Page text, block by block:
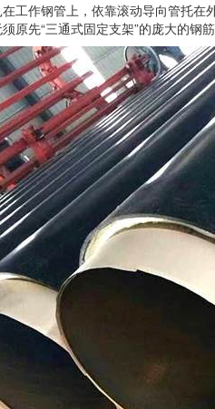
工作钢管上，依靠滚动导向管托
原先“三通式固定支架”的庞大的钢